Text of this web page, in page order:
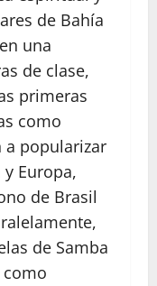
de Bahía
una
de clase,
primeras
como
a popularizar
Europa,
de Brasil
de Samba
como